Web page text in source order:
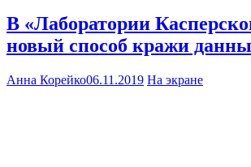
В «Лаборатории
новый способ кражи
Анна Корейко06.11.2019 На экране